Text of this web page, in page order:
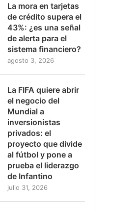
La mora en tarjetas
de crédito supera el
43%: ¿es una señal
de alerta para el
sistema financiero?
agosto 3, 2026
La FIFA quiere abrir
el negocio del
Mundial a
inversionistas
privados: el
proyecto que divide
al fútbol y pone a
prueba el liderazgo
de Infantino
julio 31, 2026